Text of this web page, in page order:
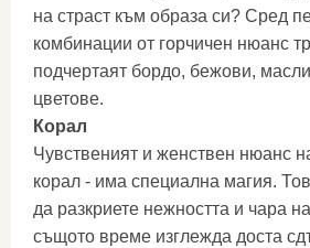
на страст към образа си? Сред
комбинации от горчичен нюанс
подчертаят бордо, бежови,
цветове.
Корал
Чувственият и женствен нюанс
корал - има специална магия.
да разкриете нежността и чара
същото време изглежда доста